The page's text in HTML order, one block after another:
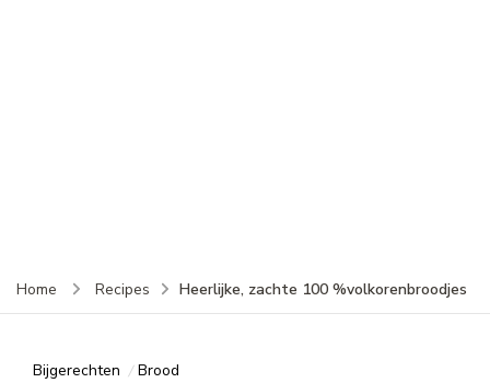
Home Recipes Heerlijke, zachte 100 %volkorenbroodjes
Bijgerechten Brood